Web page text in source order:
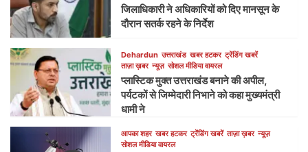
जिलाधिकारी ने अधिकारियों को दिए मानसून के
दौरान सतर्क रहने के निर्देश
Dehardun उत्तराखंड खबर हटकर ट्रेंडिंग खबरें
ताज़ा ख़बर न्यूज़ सोशल मीडिया वायरल
प्लास्टिक मुक्त उत्तराखंड बनाने की अपील,
पर्यटकों से जिम्मेदारी निभाने को कहा मुख्यमंत्री
धामी ने
आपका शहर खबर हटकर ट्रेंडिंग खबरें ताज़ा ख़बर न्यूज़
सोशल मीडिया वायरल